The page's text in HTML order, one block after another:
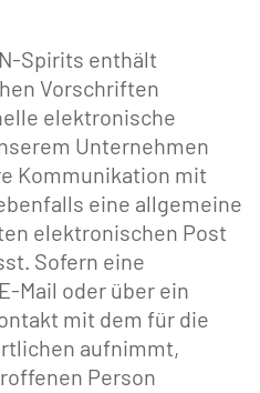
Spirits enthält
Vorschriften
elektronische
Unternehmen
Kommunikation mit
eine allgemeine
elektronischen Post
Sofern eine
Mail oder über ein
mit dem für die
aufnimmt,
Person